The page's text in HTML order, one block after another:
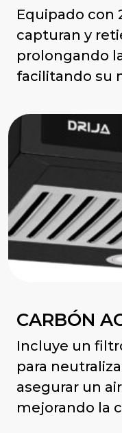
Equipado con
capturan y
prolongando
facilitando su
CARBÓN
Incluye un
para
asegurar un
mejorando la